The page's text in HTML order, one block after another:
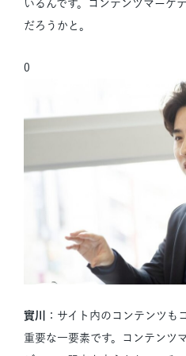
いるんです。コンテンツマーケ
だろうかと。
0
實川
：サイト内のコンテンツも
重要な一要素です。コンテンツ